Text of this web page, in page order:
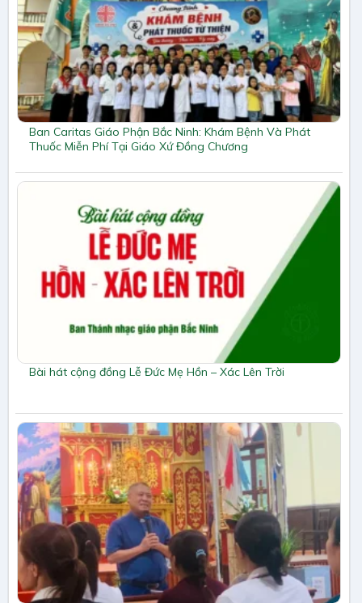
Ban Caritas Giáo Phận Bắc Ninh: Khám Bệnh Và Phát
Thuốc Miễn Phí Tại Giáo Xứ Đồng Chương
Bài hát cộng đồng Lễ Đức Mẹ Hồn – Xác Lên Trời